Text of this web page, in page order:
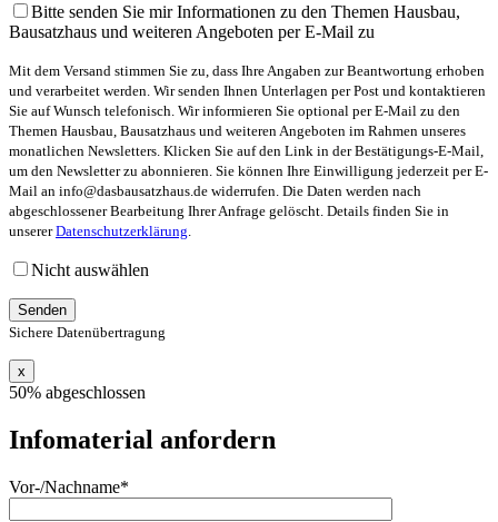
Bitte senden Sie mir Informationen zu den Themen Hausbau,
Bausatzhaus und weiteren Angeboten per E-Mail zu
Mit dem Versand stimmen Sie zu, dass Ihre Angaben zur Beantwortung erhoben
und verarbeitet werden. Wir senden Ihnen Unterlagen per Post und kontaktieren
Sie auf Wunsch telefonisch. Wir informieren Sie optional per E-Mail zu den
Themen Hausbau, Bausatzhaus und weiteren Angeboten im Rahmen unseres
monatlichen Newsletters. Klicken Sie auf den Link in der Bestätigungs-E-Mail,
um den Newsletter zu abonnieren. Sie können Ihre Einwilligung jederzeit per E-
Mail an info@dasbausatzhaus.de widerrufen. Die Daten werden nach
abgeschlossener Bearbeitung Ihrer Anfrage gelöscht. Details finden Sie in
unsererDatenschutzerklärung.
Nicht auswählen
Sichere Datenübertragung
x
50% abgeschlossen
Infomaterial anfordern
Vor-/Nachname*